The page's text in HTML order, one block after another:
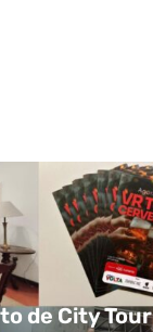
de City Tour